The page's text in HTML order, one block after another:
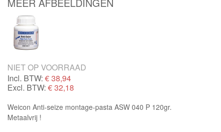
NIET OP VOORRAAD
Incl. BTW: €38,94
Excl. BTW: € 32,18
Weicon Anti-seize montage-pasta ASW 040 P 120gr.
Metaalvrij !